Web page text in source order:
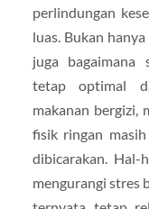
perlindungan
luas. Bukan
juga bagaimana
tetap optimal
makanan bergizi,
fisik ringan
dibicarakan. Hal-
mengurangi stres